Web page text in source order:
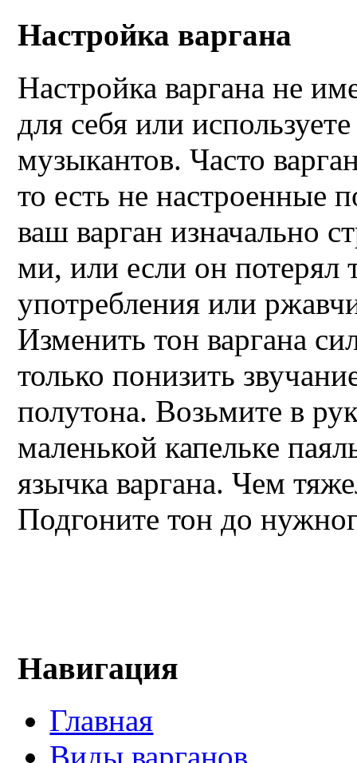
Настройка варгана
Настройка варгана не
для себя или
музыкантов. Часто
то есть не настроенные
ваш варган изначально
ми, или если он потерял
употребления или
Изменить тон варгана
только понизить
полутона. Возьмите в
маленькой капельке
язычка варгана. Чем
Подгоните тон до
Навигация
Главная
Виды варганов